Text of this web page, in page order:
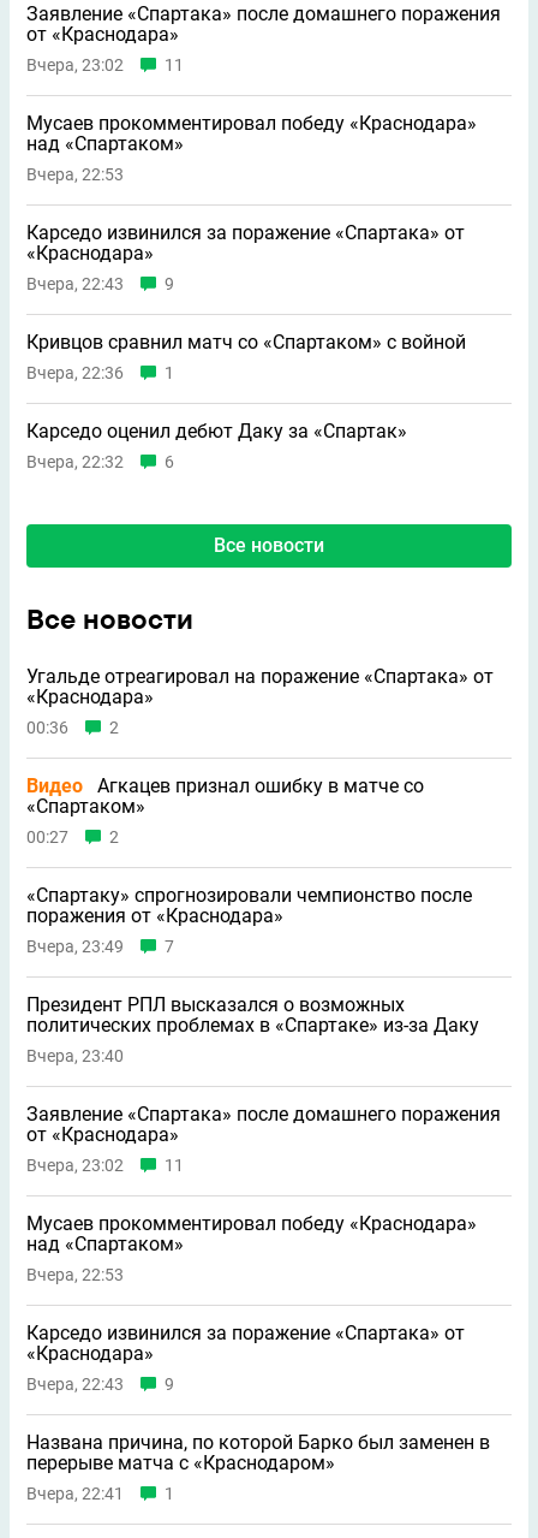
Заявление «Спартака» после домашнего поражения
от «Краснодара»
Вчера, 23:02 11
Мусаев прокомментировал победу «Краснодара»
над «Спартаком»
Вчера, 22:53
Карседо извинился за поражение «Спартака» от
«Краснодара»
Вчера, 22:43 9
Кривцов сравнил матч со «Спартаком» с войной
Вчера, 22:36 1
Карседо оценил дебют Даку за «Спартак»
Вчера, 22:32 6
Все новости
Все новости
Угальде отреагировал на поражение «Спартака» от
«Краснодара»
00:36 2
Видео
Агкацев признал ошибку в матче со
«Спартаком»
00:27 2
«Спартаку» спрогнозировали чемпионство после
поражения от «Краснодара»
Вчера, 23:49 7
Президент РПЛ высказался о возможных
политических проблемах в «Спартаке» из-за Даку
Вчера, 23:40
Заявление «Спартака» после домашнего поражения
от «Краснодара»
Вчера, 23:02 11
Мусаев прокомментировал победу «Краснодара»
над «Спартаком»
Вчера, 22:53
Карседо извинился за поражение «Спартака» от
«Краснодара»
Вчера, 22:43 9
Названа причина, по которой Барко был заменен в
перерыве матча с «Краснодаром»
Вчера, 22:41 1